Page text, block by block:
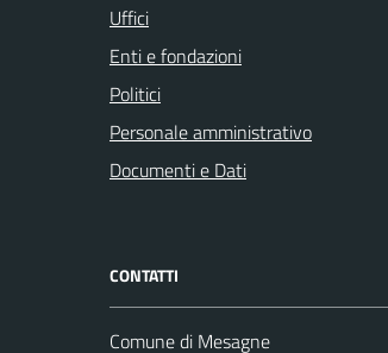
Uffici
Enti e fondazioni
Politici
Personale amministrativo
Documenti e Dati
CONTATTI
Comune di Mesagne